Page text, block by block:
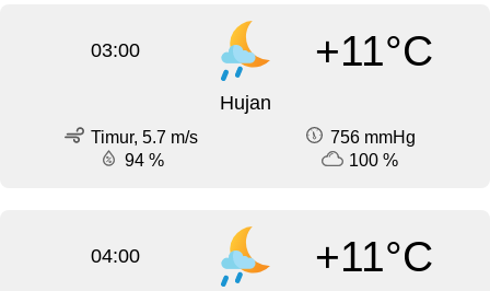
03:00 +11°C
Hujan
Timur, 5.7 m/s
756 mmHg
94 %
100 %
04:00 +11°C